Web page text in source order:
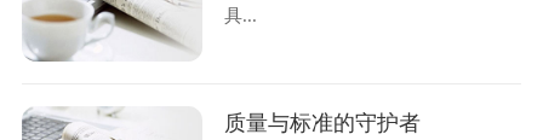
具...
质量与标准的守护者